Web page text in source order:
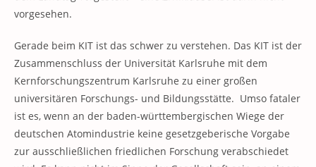
vorgesehen.
Gerade beim KIT ist das schwer zu verstehen. Das KIT ist der
Zusammenschluss der Universität Karlsruhe mit dem
Kernforschungszentrum Karlsruhe zu einer großen
universitären Forschungs- und Bildungsstätte. Umso fataler
ist es, wenn an der baden-württembergischen Wiege der
deutschen Atomindustrie keine gesetzgeberische Vorgabe
zur ausschließlichen friedlichen Forschung verabschiedet